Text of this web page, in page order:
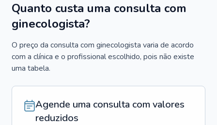
Quanto custa uma consulta com
ginecologista?
O preço da consulta com ginecologista varia de acordo
com a clínica e o profissional escolhido, pois não existe
uma tabela.
Agende uma consulta com valores
reduzidos